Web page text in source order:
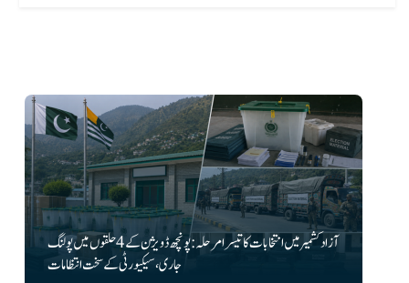
آزاد کشمیر میں انتخابات کا تیسرا مرحلہ: پونچھ ڈویژن کے 4 حلقوں میں پولنگ
جاری، سیکیورٹی کے سخت انتظامات